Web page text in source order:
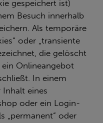
gespeichert ist)
Besuch innerhalb
Als temporäre
oder „transiente
die gelöscht
Onlineangebot
In einem
eines
oder ein Login-
„permanent“ oder